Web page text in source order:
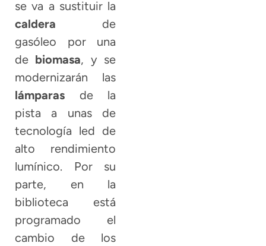
se va a sustituir la
caldera de
gasóleo por una
de biomasa, y se
modernizarán las
lámparas de la
pista a unas de
tecnología led de
alto rendimiento
lumínico. Por su
parte, en la
biblioteca está
programado el
cambio de los